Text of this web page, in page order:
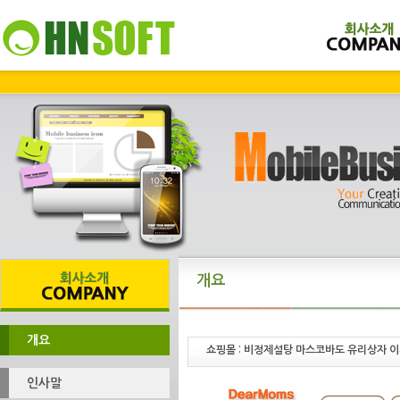
개요
인사말
개요
쇼핑몰 : 비정제설탕 마스코바도 유리상자